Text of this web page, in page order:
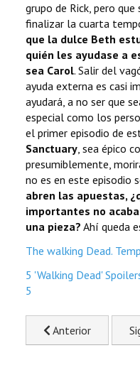
grupo de Rick, pero
finalizar la cuarta
que la dulce Beth
quién les ayudase a
sea Carol. Salir del
ayuda externa es casi
ayudará, a no ser que
especial como los
el primer episodio de
Sanctuary, sea épico
presumiblemente,
no es en este episodio
abren las apuestas,
importantes no
una pieza? Ahí queda
The walking Dead.
5 'Walking Dead'
5
Previous article:
Anterior